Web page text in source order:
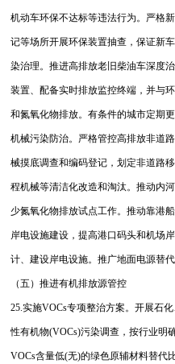
机动车环保不达标等违法行为。严格
记等场所开展环保装置抽查，保证新
染治理。推进高排放老旧柴油车深度
装置、配备实时排放监控终端，并与
和氮氧化物排放。有条件的城市定期
机械污染防治。严格管控高排放非道
械摸底调查和编码登记，划定非道路
程机械等清洁化改造和淘汰。推动内
少氮氧化物排放试点工作。推动靠港
岸电设施建设，提高港口码头和机场
计、建设岸电设施。推广地面电源替
（五）推进有机排放源管控
25.实施VOCs专项整治方案。开展石
性有机物(VOCs)污染调查，按行业明
VOCs含量低(无)的绿色原辅材料替代